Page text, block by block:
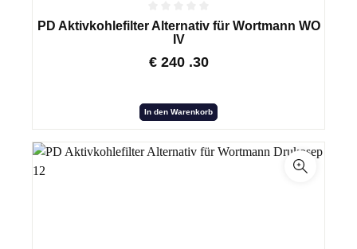
PD Aktivkohlefilter Alternativ für Wortmann WO
IV
€ 240 .30
In den Warenkorb